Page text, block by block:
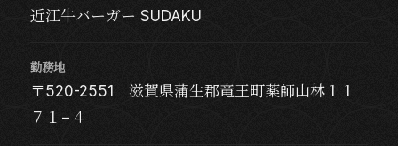
近江牛バーガー SUDAKU
勤務地
〒520-2551 滋賀県蒲生郡竜王町薬師山林１１
７１−４